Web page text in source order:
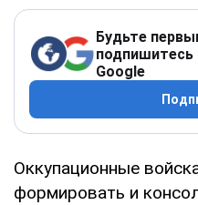
Будьте
подпишитесь
Google
Оккупационные
формировать и